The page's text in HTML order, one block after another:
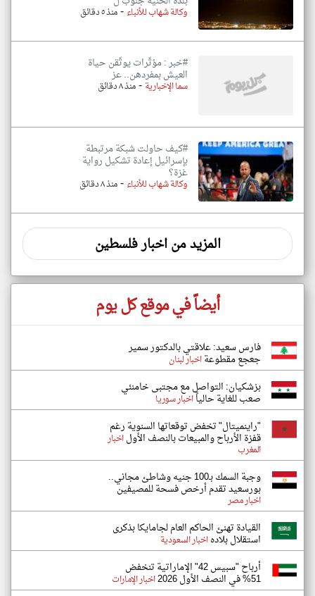
وكالة شهاب للأنباء-منذ ٥ دقائق
#خبر : مؤثّرات يوثّقن حياة
العيش بمفردهن.. عز
سما الإخبارية -منذ ٨ دقائق
#كيف حاولت شبكة مرتبطة
بإسرائيل إعادة تشكيل رواية
غزة؟
وكالة شهاب للأنباء -منذ ٨ دقائق
المزيد من اخبار فلسطين
أيضاً في موقع كل يوم
فارس سعيد: علاقتي بالدكتور سمير
جعجع مقطوعةاخبار لبنان
بزشكيان: التواصل مع مجتبى خامنئي
صعب للغاية حالياًاخبار سوريا
"راينميتال" تخفض توقعاتها السنوية رغم
قفزة الأرباح والمبيعات بالنصف الأولاخبار
المغرب
وجبة السمك بـ100 جنيه وشاطئ مجاني..
بورسعيد تقدم أرخص فسحة للمصيفين
اخبار مصر
القيادة تهنئ الحاكم العام لجامايكا بذكرى
استقلال بلادهاخبار السعودية
أرباح "سبيس 42" الإماراتية تنخفض
51% في النصف الأول 2026 اخبار الإمارات